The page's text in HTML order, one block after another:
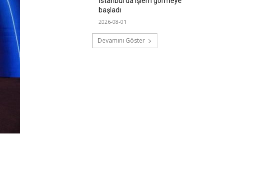
başladı
2026-08-01
Devamını Göster